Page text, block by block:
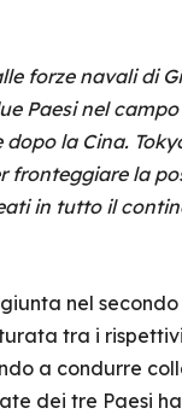
forze navali di
Paesi nel
la Cina.
la
in tutto il
nel
tra i
a condurre
dei tre Paesi